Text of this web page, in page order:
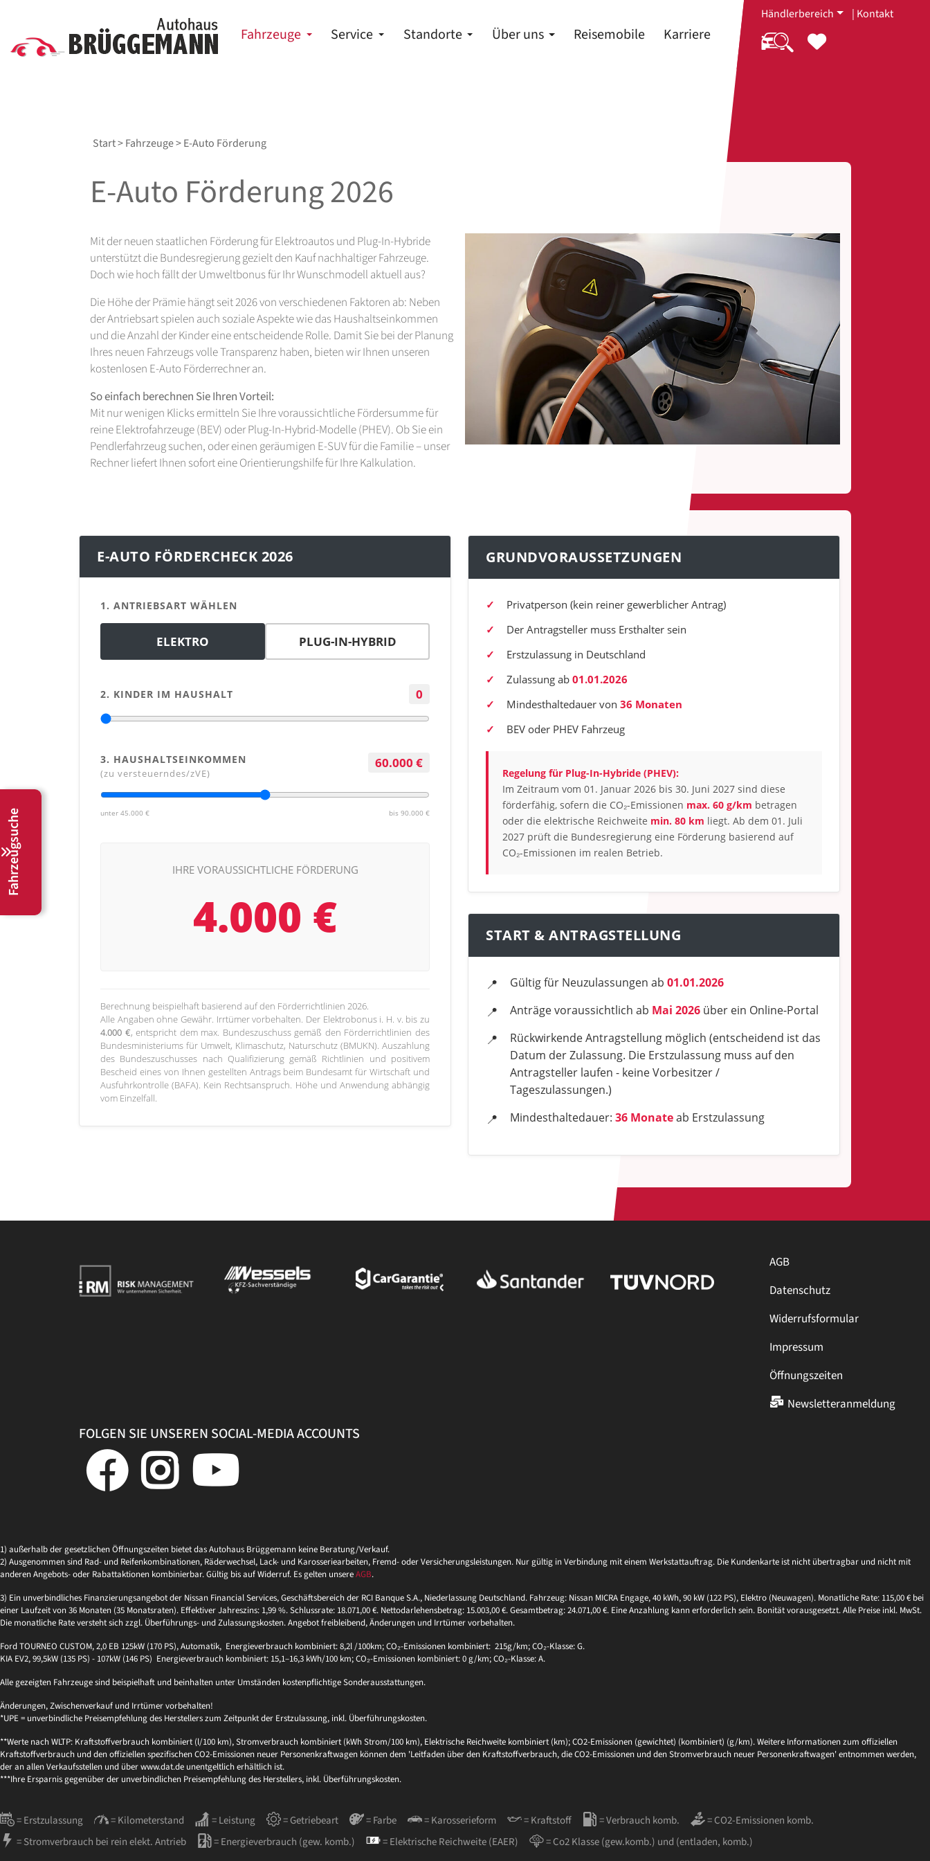
Fahrzeuge Service Standorte Über uns Reisemobile Karriere
Händlerbereich | Kontakt
Start>Fahrzeuge> E-Auto Förderung
E-Auto Förderung 2026
Mit der neuen staatlichen Förderung für Elektroautos und Plug-In-Hybride
unterstützt die Bundesregierung gezielt den Kauf nachhaltiger Fahrzeuge.
Doch wie hoch fällt der Umweltbonus für Ihr Wunschmodell aktuell aus?
Die Höhe der Prämie hängt seit 2026 von verschiedenen Faktoren ab: Neben
der Antriebsart spielen auch soziale Aspekte wie das Haushaltseinkommen
und die Anzahl der Kinder eine entscheidende Rolle. Damit Sie bei der Planung
Ihres neuen Fahrzeugs volle Transparenz haben, bieten wir Ihnen unseren
kostenlosen E-Auto Förderrechner an.
So einfach berechnen Sie Ihren Vorteil:
Mit nur wenigen Klicks ermitteln Sie Ihre voraussichtliche Fördersumme für
reine Elektrofahrzeuge (BEV) oder Plug-In-Hybrid-Modelle (PHEV). Ob Sie ein
Pendlerfahrzeug suchen, oder einen geräumigen E-SUV für die Familie – unser
Rechner liefert Ihnen sofort eine Orientierungshilfe für Ihre Kalkulation.
E-AUTO FÖRDERCHECK 2026
1. ANTRIEBSART WÄHLEN
ELEKTRO PLUG-IN-HYBRID
2. KINDER IM HAUSHALT 0
3. HAUSHALTSEINKOMMEN
(zu versteuerndes/zVE)
60.000 €
unter 45.000 € bis 90.000 €
IHRE VORAUSSICHTLICHE FÖRDERUNG
4.000 €
Berechnung beispielhaft basierend auf den Förderrichtlinien 2026.
Alle Angaben ohne Gewähr. Irrtümer vorbehalten. Der Elektrobonus i. H. v. bis zu
4.000 €, entspricht dem max. Bundeszuschuss gemäß den Förderrichtlinien des
Bundesministeriums für Umwelt, Klimaschutz, Naturschutz (BMUKN). Auszahlung
des Bundeszuschusses nach Qualifizierung gemäß Richtlinien und positivem
Bescheid eines von Ihnen gestellten Antrags beim Bundesamt für Wirtschaft und
Ausfuhrkontrolle (BAFA). Kein Rechtsanspruch. Höhe und Anwendung abhängig
vom Einzelfall.
GRUNDVORAUSSETZUNGEN
Privatperson (kein reiner gewerblicher Antrag)
Der Antragsteller muss Ersthalter sein
Erstzulassung in Deutschland
Zulassung ab 01.01.2026
Mindesthaltedauer von 36 Monaten
BEV oder PHEV Fahrzeug
Regelung für Plug-In-Hybride (PHEV):
Im Zeitraum vom 01. Januar 2026 bis 30. Juni 2027 sind diese
förderfähig, sofern die CO₂-Emissionen max. 60 g/km betragen
oder die elektrische Reichweite min. 80 km liegt. Ab dem 01. Juli
2027 prüft die Bundesregierung eine Förderung basierend auf
CO₂-Emissionen im realen Betrieb.
START & ANTRAGSTELLUNG
Gültig für Neuzulassungen ab 01.01.2026
Anträge voraussichtlich ab Mai 2026 über ein Online-Portal
Rückwirkende Antragstellung möglich (entscheidend ist das
Datum der Zulassung. Die Erstzulassung muss auf den
Antragsteller laufen - keine Vorbesitzer /
Tageszulassungen.)
Mindesthaltedauer: 36 Monateab Erstzulassung
AGB
Datenschutz
Widerrufsformular
Impressum
Öffnungszeiten
Newsletteranmeldung
FOLGEN SIE UNSEREN SOCIAL-MEDIA ACCOUNTS
Fahrzeugsuche
1) außerhalb der gesetzlichen Öffnungszeiten bietet das Autohaus Brüggemann keine Beratung/Verkauf.
2) Ausgenommen sind Rad- und Reifenkombinationen, Räderwechsel, Lack- und Karosseriearbeiten, Fremd- oder Versicherungsleistungen. Nur gültig in Verbindung mit einem Werkstattauftrag. Die Kundenkarte ist nicht übertragbar und nicht mit
anderen Angebots- oder Rabattaktionen kombinierbar. Gültig bis auf Widerruf. Es gelten unsereAGB.
3) Ein unverbindliches Finanzierungsangebot der Nissan Financial Services, Geschäftsbereich der RCI Banque S.A., Niederlassung Deutschland. Fahrzeug: Nissan MICRA Engage, 40 kWh, 90 kW (122 PS), Elektro (Neuwagen). Monatliche Rate: 115,00 € bei
einer Laufzeit von 36 Monaten (35 Monatsraten). Effektiver Jahreszins: 1,99 %. Schlussrate: 18.071,00 €. Nettodarlehensbetrag: 15.003,00 €. Gesamtbetrag: 24.071,00 €. Eine Anzahlung kann erforderlich sein. Bonität vorausgesetzt. Alle Preise inkl. MwSt.
Die monatliche Rate versteht sich zzgl. Überführungs- und Zulassungskosten. Angebot freibleibend, Änderungen und Irrtümer vorbehalten.
Ford TOURNEO CUSTOM, 2,0 EB 125kW (170 PS), Automatik, Energieverbrauch kombiniert: 8,2l /100km; CO₂-Emissionen kombiniert: 215g/km; CO₂-Klasse: G.
KIA EV2, 99,5kW (135 PS) - 107kW (146 PS) Energieverbrauch kombiniert: 15,1–16,3 kWh/100 km; CO₂-Emissionen kombiniert: 0 g/km; CO₂-Klasse: A.
Alle gezeigten Fahrzeuge sind beispielhaft und beinhalten unter Umständen kostenpflichtige Sonderausstattungen.
Änderungen, Zwischenverkauf und Irrtümer vorbehalten!
*UPE = unverbindliche Preisempfehlung des Herstellers zum Zeitpunkt der Erstzulassung, inkl. Überführungskosten.
**Werte nach WLTP: Kraftstoffverbrauch kombiniert (l/100 km), Stromverbrauch kombiniert (kWh Strom/100 km), Elektrische Reichweite kombiniert (km); CO2-Emissionen (gewichtet) (kombiniert) (g/km). Weitere Informationen zum offiziellen
Kraftstoffverbrauch und den offiziellen spezifischen CO2-Emissionen neuer Personenkraftwagen können dem 'Leitfaden über den Kraftstoffverbrauch, die CO2-Emissionen und den Stromverbrauch neuer Personenkraftwagen' entnommen werden,
der an allen Verkaufsstellen und über www.dat.de unentgeltlich erhältlich ist.
***Ihre Ersparnis gegenüber der unverbindlichen Preisempfehlung des Herstellers, inkl. Überführungskosten.
= Erstzulassung = Kilometerstand = Leistung = Getriebeart = Farbe = Karosserieform = Kraftstoff = Verbrauch komb.
= CO2-Emissionen komb.
= Stromverbrauch bei rein elekt. Antrieb
= Energieverbrauch (gew. komb.) = Elektrische Reichweite (EAER) = Co2 Klasse (gew.komb.) und (entladen, komb.)